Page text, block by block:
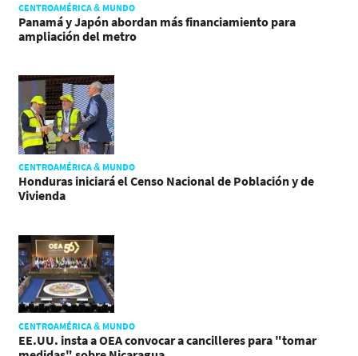
CENTROAMÉRICA & MUNDO
Panamá y Japón abordan más financiamiento para
ampliación del metro
CENTROAMÉRICA & MUNDO
Honduras iniciará el Censo Nacional de Población y de
Vivienda
CENTROAMÉRICA & MUNDO
EE.UU. insta a OEA convocar a cancilleres para "tomar